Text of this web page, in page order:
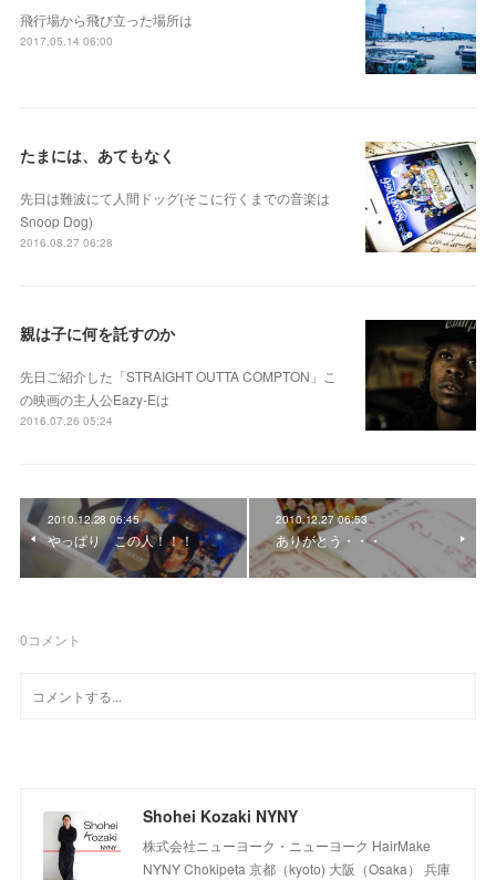
飛行場から飛び立った場所は
2017.05.14 06:00
たまには、あてもなく
先日は難波にて人間ドッグ(そこに行くまでの音楽は
Snoop Dog)
2016.08.27 06:28
親は子に何を託すのか
先日ご紹介した「STRAIGHT OUTTA COMPTON」こ
の映画の主人公Eazy-Eは
2016.07.26 05:24
2010.12.28 06:45
やっぱり この人！！！
2010.12.27 06:53
ありがとう・・・
0コメント
Shohei Kozaki NYNY
株式会社ニューヨーク・ニューヨーク HairMake
NYNY Chokipeta 京都（kyoto) 大阪（Osaka） 兵庫